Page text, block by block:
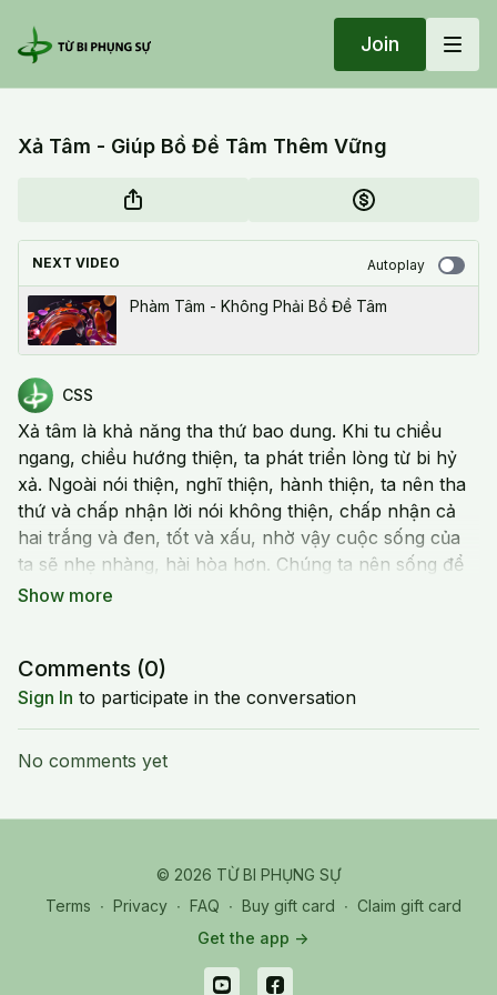
Join
Xả Tâm - Giúp Bồ Đề Tâm Thêm Vững
NEXT VIDEO Autoplay
Phàm Tâm - Không Phải Bồ Đề Tâm
CSS
Xả tâm là khả năng tha thứ bao dung. Khi tu chiều
ngang, chiều hướng thiện, ta phát triển lòng từ bi hỷ
xả. Ngoài nói thiện, nghĩ thiện, hành thiện, ta nên tha
thứ và chấp nhận lời nói không thiện, chấp nhận cả
hai trắng và đen, tốt và xấu, nhờ vậy cuộc sống của
ta sẽ nhẹ nhàng, hài hòa hơn. Chúng ta nên sống để
chấp nhận nhau, không phải để chứng minh mình giỏi
Xả Tâm - Giúp Bồ Đề Tâm Thêm Vững
Comments (0)
Sign In to participate in the conversation
No comments yet
© 2026 TỪ BI PHỤNG SỰ
Terms ∙ Privacy ∙ FAQ ∙ Buy gift card ∙ Claim gift card
Get the app ->